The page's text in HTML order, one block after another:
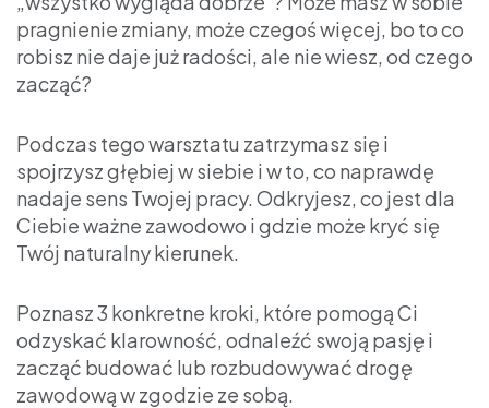
pragnienie zmiany, może czegoś więcej, bo to co
robisz nie daje już radości, ale nie wiesz, od czego
zacząć?
Podczas tego warsztatu zatrzymasz się i
spojrzysz głębiej w siebie i w to, co naprawdę
nadaje sens Twojej pracy. Odkryjesz, co jest dla
Ciebie ważne zawodowo i gdzie może kryć się
Twój naturalny kierunek.
Poznasz 3 konkretne kroki, które pomogą Ci
odzyskać klarowność, odnaleźć swoją pasję i
zacząć budować lub rozbudowywać drogę
zawodową w zgodzie ze sobą.